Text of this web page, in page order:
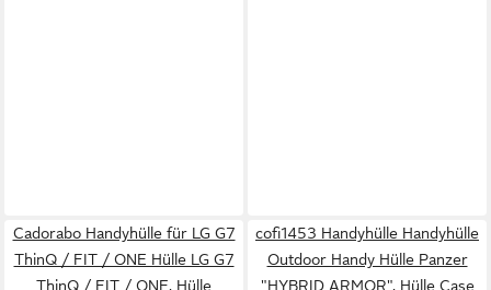
Cadorabo Handyhülle für LG G7
ThinQ / FIT / ONE Hülle LG G7
ThinQ / FIT / ONE, Hülle
cofi1453 Handyhülle Handyhülle
Outdoor Handy Hülle Panzer
"HYBRID ARMOR", Hülle Case